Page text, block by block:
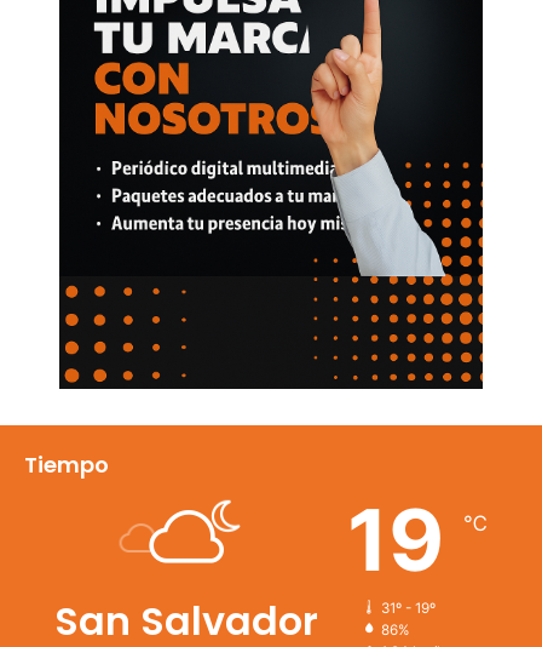
Tiempo
San Salvador
19 ℃
31º - 19º
86%